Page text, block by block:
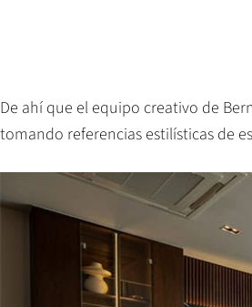
De ahí que el equipo creativo de
tomando referencias estilísticas de